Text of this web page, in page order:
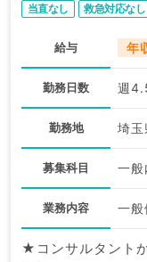
当直なし 救急対応なし
給与 年
勤務日数 週
勤務地 埼玉
募集科目
業務内容 一般
★コンサルタント